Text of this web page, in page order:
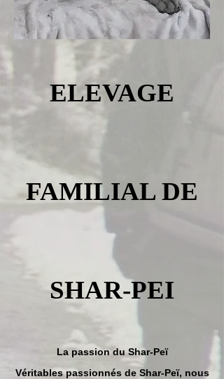
ELEVAGE
FAMILIAL DE
SHAR-PEI
La passion du Shar-Peï
Véritables passionnés de Shar-Peï, nous